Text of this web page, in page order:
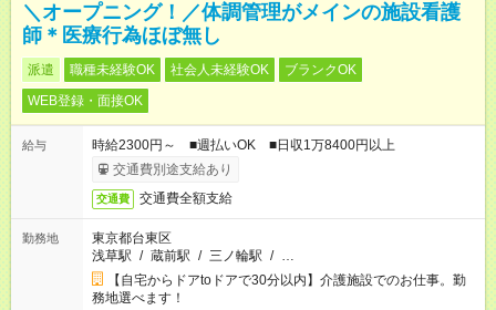
＼オープニング！／体調管理がメインの施設看護
師＊医療行為ほぼ無し
派遣 職種未経験OK 社会人未経験OK
ブランクOK
WEB登録・面接OK
給与
時給2300円～ ■週払いOK ■日収1万8400円以上
交通費別途支給あり
交通費 交通費全額支給
勤務地
東京都台東区
浅草駅 / 蔵前駅 / 三ノ輪駅 / …
【自宅からドアtoドアで30分以内】介護施設でのお仕事。勤
務地選べます！